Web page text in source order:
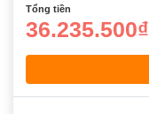
Tổng tiền
36.235.500₫